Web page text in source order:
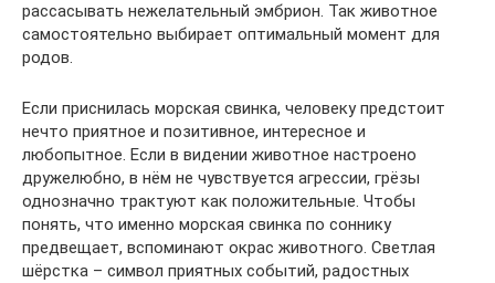
рассасывать нежелательный эмбрион. Так животное
самостоятельно выбирает оптимальный момент для
родов.
Если приснилась морская свинка, человеку предстоит
нечто приятное и позитивное, интересное и
любопытное. Если в видении животное настроено
дружелюбно, в нём не чувствуется агрессии, грёзы
однозначно трактуют как положительные. Чтобы
понять, что именно морская свинка по соннику
предвещает, вспоминают окрас животного. Светлая
шёрстка – символ приятных событий, радостных